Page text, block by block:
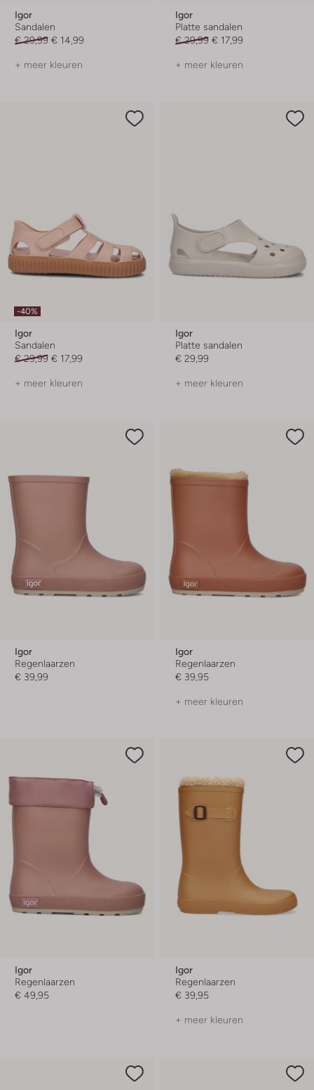
Igor
Sandalen
€ 29,99 € 14,99
+ meer kleuren
Igor
Platte sandalen
€ 29,99 € 17,99
+ meer kleuren
-40%
Igor
Sandalen
€ 29,99 € 17,99
+ meer kleuren
Igor
Platte sandalen
€ 29,99
+ meer kleuren
Igor
Regenlaarzen
€ 39,99
Igor
Regenlaarzen
€ 39,95
+ meer kleuren
Igor
Regenlaarzen
€ 49,95
Igor
Regenlaarzen
€ 39,95
+ meer kleuren